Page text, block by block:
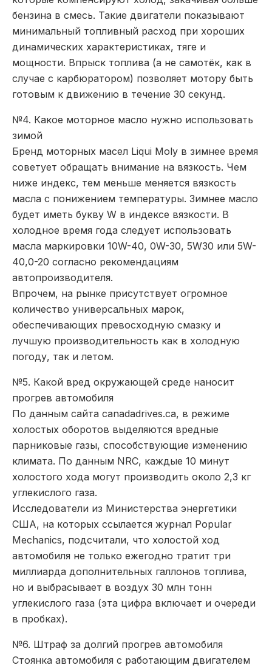
бензина в смесь. Такие двигатели показывают
минимальный топливный расход при хороших
динамических характеристиках, тяге и
мощности. Впрыск топлива (а не самотёк, как в
случае с карбюратором) позволяет мотору быть
готовым к движению в течение 30 секунд.
№4. Какое моторное масло нужно использовать
зимой
Бренд моторных масел Liqui Moly в зимнее время
советует обращать внимание на вязкость. Чем
ниже индекс, тем меньше меняется вязкость
масла с понижением температуры. Зимнее масло
будет иметь букву W в индексе вязкости. В
холодное время года следует использовать
масла маркировки 10W-40, 0W-30, 5W30 или 5W-
40,0-20 согласно рекомендациям
автопроизводителя.
Впрочем, на рынке присутствует огромное
количество универсальных марок,
обеспечивающих превосходную смазку и
лучшую производительность как в холодную
погоду, так и летом.
№5. Какой вред окружающей среде наносит
прогрев автомобиля
По данным сайта canadadrives.ca, в режиме
холостых оборотов выделяются вредные
парниковые газы, способствующие изменению
климата. По данным NRC, каждые 10 минут
холостого хода могут производить около 2,3 кг
углекислого газа.
Исследователи из Министерства энергетики
США, на которых ссылается журнал Popular
Mechanics, подсчитали, что холостой ход
автомобиля не только ежегодно тратит три
миллиарда дополнительных галлонов топлива,
но и выбрасывает в воздух 30 млн тонн
углекислого газа (эта цифра включает и очереди
в пробках).
№6. Штраф за долгий прогрев автомобиля
Стоянка автомобиля с работающим двигателем